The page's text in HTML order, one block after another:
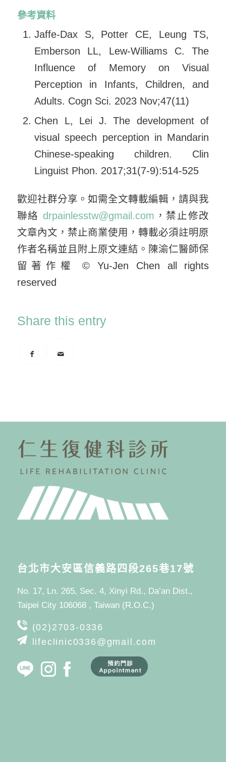
參考資料
Jaffe-Dax S, Potter CE, Leung TS,
Emberson LL, Lew-Williams C. The
Influence of Memory on Visual
Perception in Infants, Children, and
Adults. Cogn Sci. 2023 Nov;47(11)
Chen L, Lei J. The development of
visual speech perception in Mandarin
Chinese-speaking children. Clin
Linguist Phon. 2017;31(7-9):514-525
歡迎社群分享。如需全文轉載編輯，請與我
聯絡 drpainlesstw@gmail.com ，禁止修改
文章內文，禁止商業使用，轉載必須註明原
作者名稱並且附上原文連結。陳渝仁醫師保
留著作權 © Yu-Jen Chen all rights
reserved
Share this entry
台北市大安區信義路四段265巷17號
No. 17, Ln. 265, Sec. 4, Xinyi Rd., Da’an Dist.,
Taipei City 106068 , Taiwan (R.O.C.)
(02)2703-0336
lifeclinic0336@gmail.com